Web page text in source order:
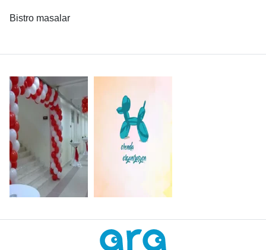
Bistro masalar